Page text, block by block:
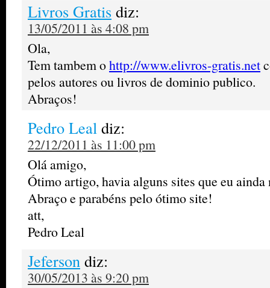
Livros Gratis diz:
13/05/2011 às 4:08 pm
Ola,
Tem tambem ohttp://www.elivros-gratis.net
pelos autores ou livros de dominio publico.
Abraços!
Pedro Leal diz:
22/12/2011 às 11:00 pm
Olá amigo,
Ótimo artigo, havia alguns sites que eu ainda
Abraço e parabéns pelo ótimo site!
att,
Pedro Leal
Jeferson diz:
30/05/2013 às 9:20 pm